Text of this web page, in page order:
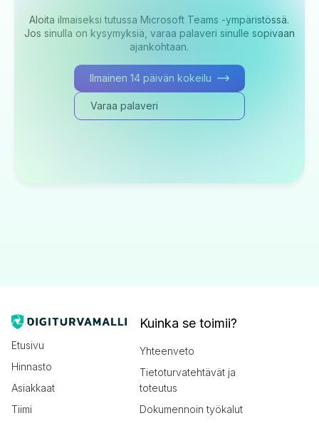
Aloita ilmaiseksi tutussa Microsoft Teams -ympäristössä.
Jos sinulla on kysymyksiä, varaa palaveri sinulle sopivaan
ajankohtaan.
Ilmainen 14 päivän kokeilu
Varaa palaveri
Etusivu
Hinnasto
Asiakkaat
Tiimi
Kuinka se toimii?
Yhteenveto
Tietoturvatehtävät ja
toteutus
Dokumennoin työkalut